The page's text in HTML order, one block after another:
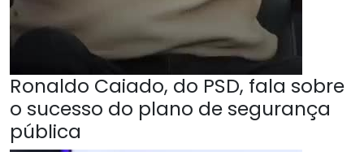
Ronaldo Caiado, do PSD, fala sobre
o sucesso do plano de segurança
pública